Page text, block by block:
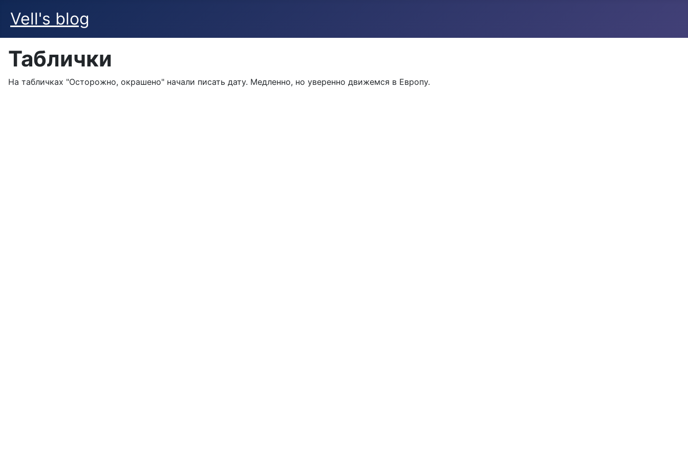
Vell's blog
Таблички
На табличках "Осторожно, окрашено" начали писать дату. Медленно, но уверенно движемся в Европу.